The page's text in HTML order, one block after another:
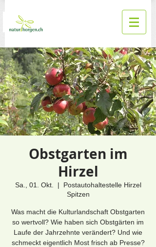
Obstgarten im
Hirzel
Sa., 01. Okt.
  |
Postautohaltestelle Hirzel
Spitzen
Was macht die Kulturlandschaft Obstgarten
so wertvoll? Wie haben sich Obstgärten im
Laufe der Jahrzehnte verändert? Und wie
schmeckt eigentlich Most frisch ab Presse?